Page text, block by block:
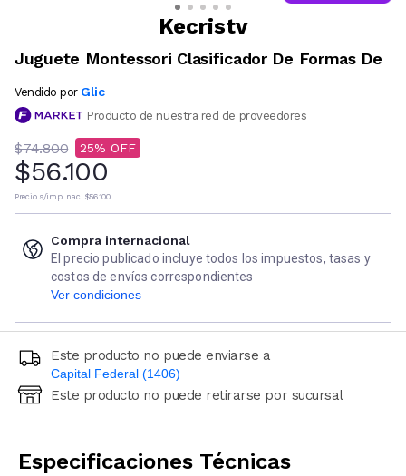
Kecristv
Juguete Montessori Clasificador De Formas De
Vendido por Glic
Producto de nuestra red de proveedores
$74.800 25
$56.100
Precio s/imp. nac. $56.100
Compra internacional
El precio publicado incluye todos los impuestos, tasas y
costos de envíos correspondientes
Ver condiciones
Este producto no puede enviarse a
Capital Federal (1406)
Ingresá código postal (sólo números)
Este producto no puede retirarse por sucursal
Especificaciones Técnicas